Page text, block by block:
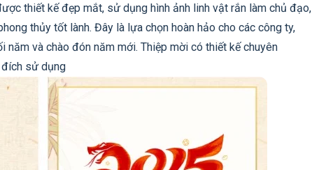
thiết kế đẹp mắt, sử dụng hình ảnh linh vật rắn làm chủ đạo,
thủy tốt lành. Đây là lựa chọn hoàn hảo cho các công ty,
và chào đón năm mới. Thiệp mời có thiết kế chuyên
đích sử dụng